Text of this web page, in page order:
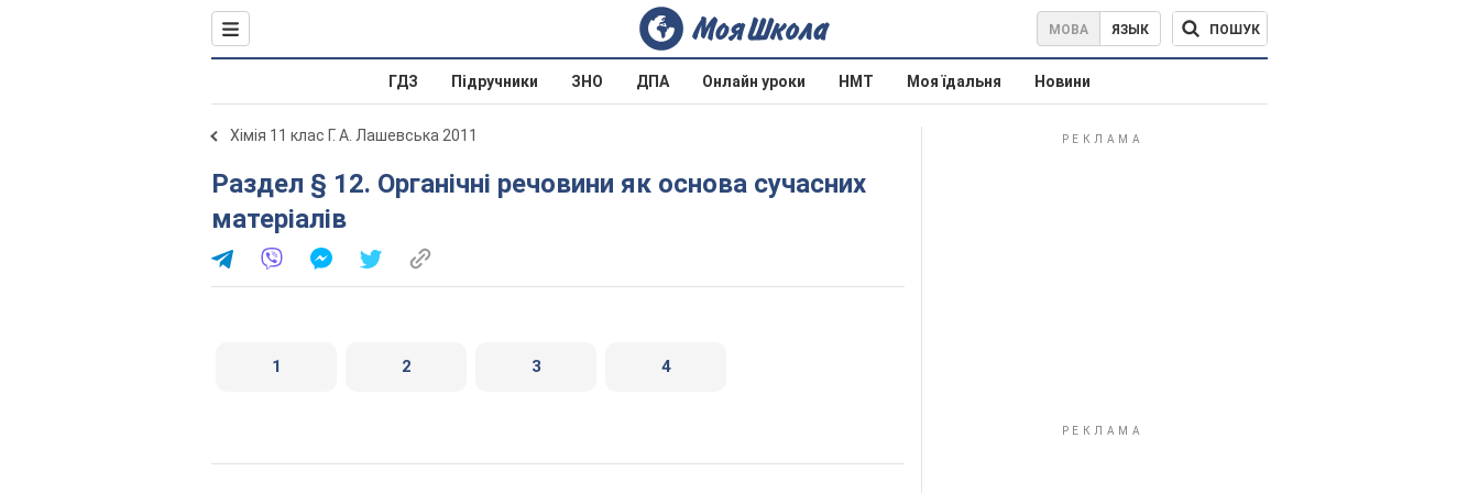
МОВА ЯЗЫК ПОШУК
ГДЗ Підручники ЗНО ДПА Онлайн уроки НМТ Моя їдальня Новини
Хімія 11 клас Г. А. Лашевська 2011
Раздел § 12. Органічні речовини як основа сучасних
матеріалів
1 2 3 4